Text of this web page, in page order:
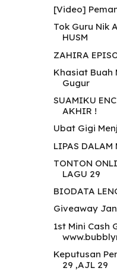
[Video]
Tok Guru Nik
HUSM
ZAHIRA
Khasiat Buah
Gugur
SUAMIKU
AKHIR !
Ubat Gigi
LIPAS DALAM
TONTON
LAGU 29
BIODATA
Giveaway
1st Mini Cash
Keputusan
29 ,AJL 29